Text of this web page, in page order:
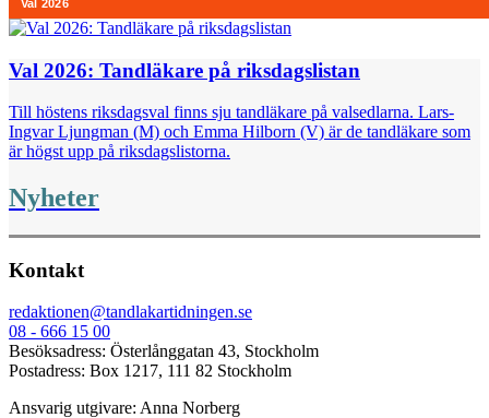
Val 2026: Tandläkare på riksdagslistan
Till höstens riksdagsval finns sju tandläkare på valsedlarna. Lars-
Ingvar Ljungman (M) och Emma Hilborn (V) är de tandläkare som
är högst upp på riksdagslistorna.
Nyheter
Kontakt
redaktionen@tandlakartidningen.se
08 - 666 15 00
Besöksadress: Österlånggatan 43, Stockholm
Postadress: Box 1217, 111 82 Stockholm
Ansvarig utgivare: Anna Norberg